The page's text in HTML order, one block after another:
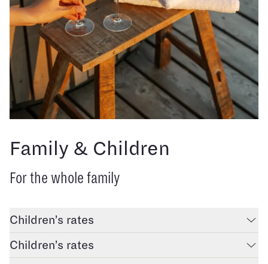
Family & Children
For the whole family
Children’s rates
Children’s rates